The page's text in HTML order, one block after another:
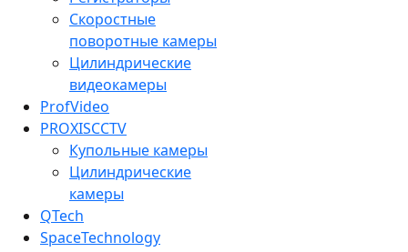
Скоростные
поворотные камеры
Цилиндрические
видеокамеры
ProfVideo
PROXISCCTV
Купольные камеры
Цилиндрические
камеры
QTech
SpaceTechnology